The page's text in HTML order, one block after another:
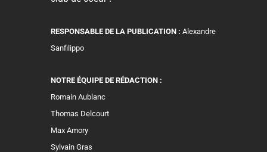
RESPONSABLE DE LA PUBLICATION : Alexandre
Sanfilippo
NOTRE ÉQUIPE DE RÉDACTION :
Romain Aublanc
Thomas Delcourt
Max Amory
Sylvain Gras